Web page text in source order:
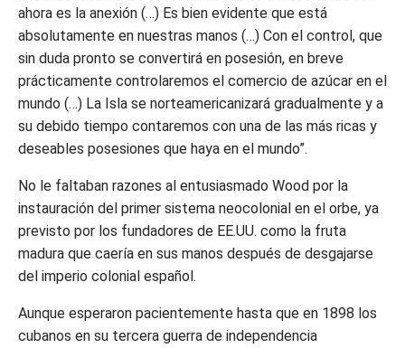
ahora es la anexión (…) Es bien evidente que está
absolutamente en nuestras manos (…) Con el control, que
sin duda pronto se convertirá en posesión, en breve
prácticamente controlaremos el comercio de azúcar en el
mundo (…) La Isla se norteamericanizará gradualmente y a
su debido tiempo contaremos con una de las más ricas y
deseables posesiones que haya en el mundo”.
No le faltaban razones al entusiasmado Wood por la
instauración del primer sistema neocolonial en el orbe, ya
previsto por los fundadores de EE.UU. como la fruta
madura que caería en sus manos después de desgajarse
del imperio colonial español.
Aunque esperaron pacientemente hasta que en 1898 los
cubanos en su tercera guerra de independencia